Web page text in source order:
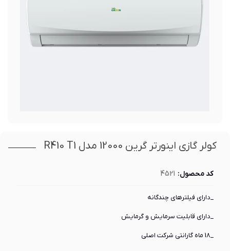
کولر گازی اینورتر گرین 12000 مدل R410 T1
کد محصول: 4521
_دارای فیلترهای چندگانه
_دارای قابلیت سرمایش و گرمایش
_18 ماه گارانتی شرکت اصلی